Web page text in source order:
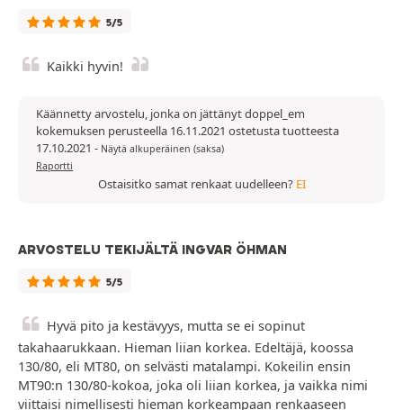
5/5
Kaikki hyvin!
Käännetty arvostelu, jonka on jättänyt doppel_em
kokemuksen perusteella 16.11.2021 ostetusta tuotteesta
17.10.2021 - Näytä alkuperäinen (saksa)
Raportti
Ostaisitko samat renkaat uudelleen? EI
ARVOSTELU TEKIJÄLTÄ INGVAR ÖHMAN
5/5
Hyvä pito ja kestävyys, mutta se ei sopinut
takahaarukkaan. Hieman liian korkea. Edeltäjä, koossa
130/80, eli MT80, on selvästi matalampi. Kokeilin ensin
MT90:n 130/80-kokoa, joka oli liian korkea, ja vaikka nimi
viittaisi nimellisesti hieman korkeampaan renkaaseen